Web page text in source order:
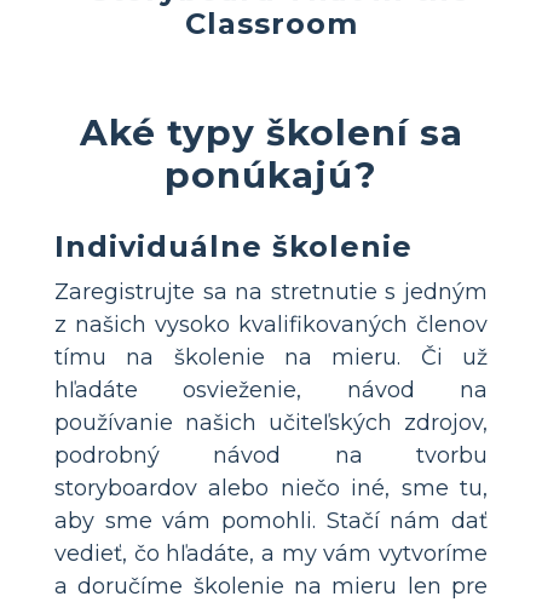
Aké typy školení sa
ponúkajú?
Individuálne školenie
Zaregistrujte sa na stretnutie s jedným
z našich vysoko kvalifikovaných členov
tímu na školenie na mieru. Či už
hľadáte osvieženie, návod na
používanie našich učiteľských zdrojov,
podrobný návod na tvorbu
storyboardov alebo niečo iné, sme tu,
aby sme vám pomohli. Stačí nám dať
vedieť, čo hľadáte, a my vám vytvoríme
a doručíme školenie na mieru len pre